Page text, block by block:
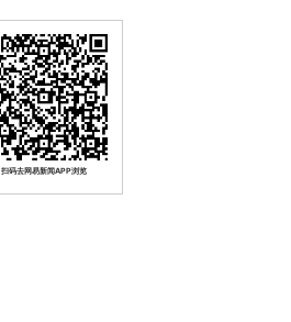
扫码去网易新闻APP浏览